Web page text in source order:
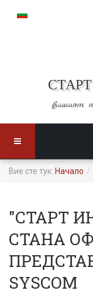
Вашият
Вие сте тук: Начало
"СТАРТ
СТАНА
SYSCOM